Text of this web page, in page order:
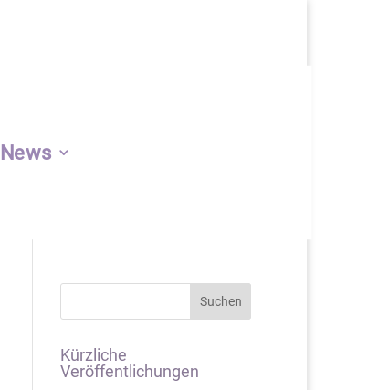
News
Suchen
Kürzliche
Veröffentlichungen